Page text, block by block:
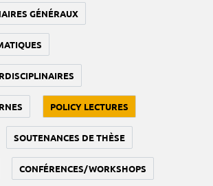
GÉNÉRAUX
POLICY LECTURES
SOUTENANCES DE THÈSE
CONFÉRENCES/WORKSHOPS